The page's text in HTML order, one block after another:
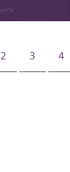
2 3 4